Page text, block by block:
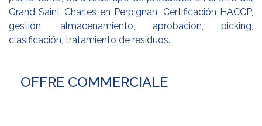
Grand Saint Charles en Perpignan; Certificación HACCP,
gestión, almacenamiento, aprobación, picking,
clasificación, tratamiento de residuos.
OFFRE COMMERCIALE